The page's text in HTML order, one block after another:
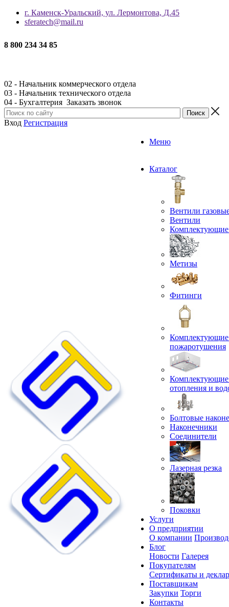
г. Каменск-Уральский, ул. Лермонтова, Д.45
sferatech@mail.ru
8 800 234 34 85
02 - Начальник коммерческого отдела
03 - Начальник технического отдела
04 - Бухгалтерия Заказать звонок
Вход Регистрация
Меню
Каталог
Вентили
Вентили
Комплектующие
Метизы
Фитинги
Комплектующие
пожаротушения
Комплектующие
отопления и
Болтовые
Наконечники
Соединители
Лазерная резка
Поковки
Услуги
О предприятии
О компании
Блог
Новости Галерея
Покупателям
Сертификаты и
Поставщикам
Закупки Торги
Контакты